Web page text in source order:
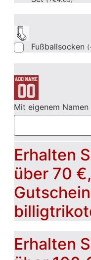
Fußballsocken (
Mit eigenem
Erhalten
über 70 €,
Erhalten